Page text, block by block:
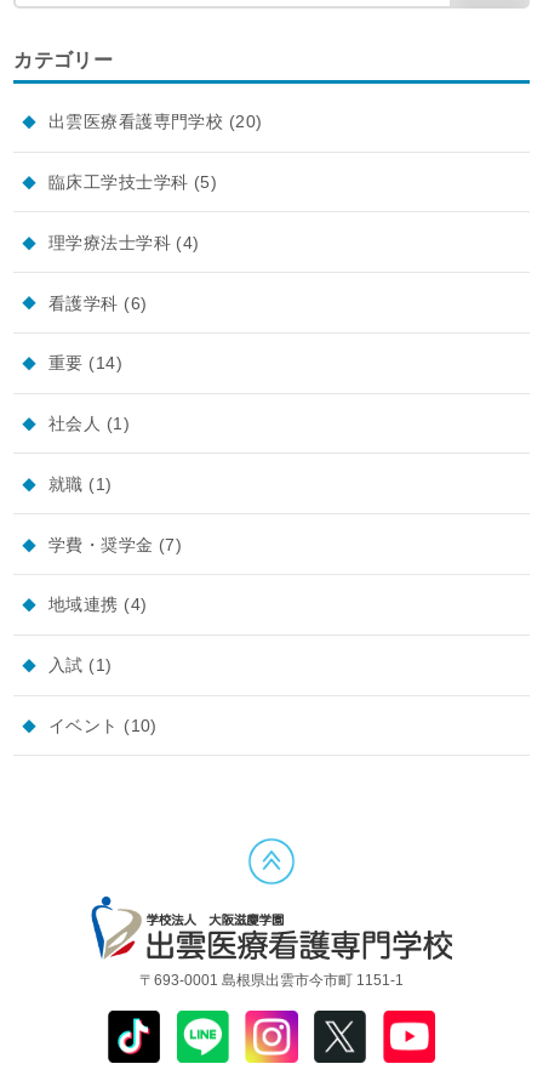
カテゴリー
出雲医療看護専門学校 (20)
臨床工学技士学科 (5)
理学療法士学科 (4)
看護学科 (6)
重要 (14)
社会人 (1)
就職 (1)
学費・奨学金 (7)
地域連携 (4)
入試 (1)
イベント (10)
〒693-0001 島根県出雲市今市町 1151-1